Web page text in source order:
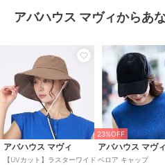
素材
本体：ポリエス
40% 裏地：ナ
商品のお取り扱
原産国 中国
アバハウス マヴィからあ
アバハウス マヴィ
【UVカット】ラスターワイド
23%OFF
アバハウス マヴィ
ベロア キャップ